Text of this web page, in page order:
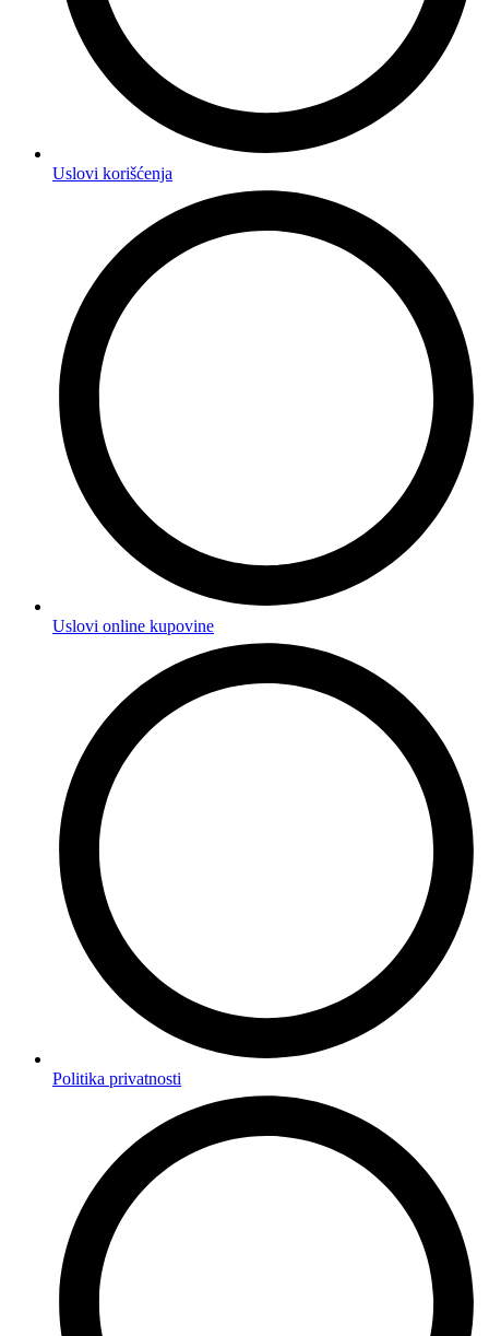
Uslovi korišćenja
Uslovi online kupovine
Politika privatnosti